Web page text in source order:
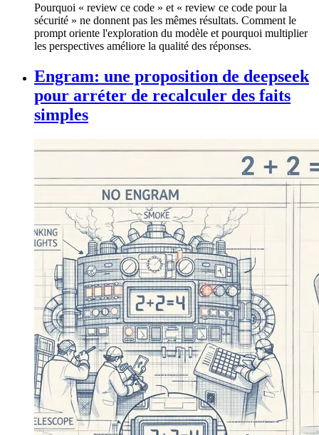
Pourquoi « review ce code » et « review ce code pour la
sécurité » ne donnent pas les mêmes résultats. Comment le
prompt oriente l'exploration du modèle et pourquoi multiplier
les perspectives améliore la qualité des réponses.
Engram: une proposition de deepseek
pour arréter de recalculer des faits
simples